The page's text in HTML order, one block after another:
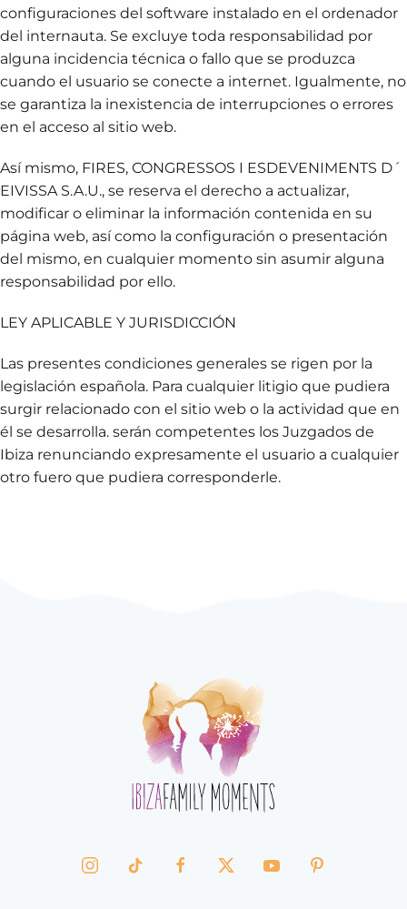
configuraciones del software instalado en el ordenador
del internauta. Se excluye toda responsabilidad por
alguna incidencia técnica o fallo que se produzca
cuando el usuario se conecte a internet. Igualmente, no
se garantiza la inexistencia de interrupciones o errores
en el acceso al sitio web.
Así mismo, FIRES, CONGRESSOS I ESDEVENIMENTS D´
EIVISSA S.A.U., se reserva el derecho a actualizar,
modificar o eliminar la información contenida en su
página web, así como la configuración o presentación
del mismo, en cualquier momento sin asumir alguna
responsabilidad por ello.
LEY APLICABLE Y JURISDICCIÓN
Las presentes condiciones generales se rigen por la
legislación española. Para cualquier litigio que pudiera
surgir relacionado con el sitio web o la actividad que en
él se desarrolla. serán competentes los Juzgados de
Ibiza renunciando expresamente el usuario a cualquier
otro fuero que pudiera corresponderle.